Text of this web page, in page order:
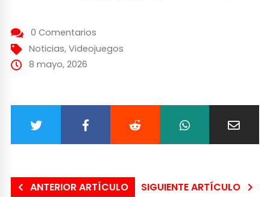
0 Comentarios
Noticias, Videojuegos
8 mayo, 2026
ANTERIOR ARTÍCULO SIGUIENTE ARTÍCULO